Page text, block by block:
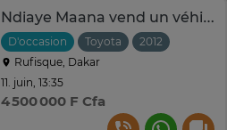
Ndiaye Maana vend un véhicule Toyota RAV4 2012
D'occasion Toyota 2012
Rufisque, Dakar
11. juin, 13:35
4 500 000 F Cfa